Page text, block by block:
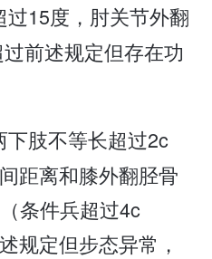
过15度，肘关节外翻
前述规定但存在功
下肢不等长超过2c
距离和膝外翻胫骨
条件兵超过4c
规定但步态异常，